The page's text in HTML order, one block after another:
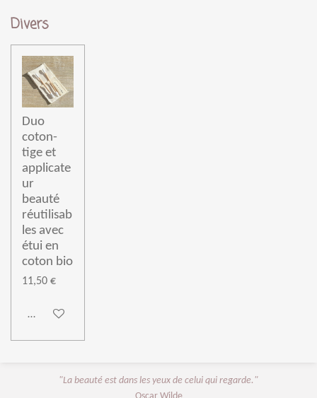
Divers
Duo
coton-
tige et
applicate
ur
beauté
réutilisab
les avec
étui en
coton bio
11,50 €
Ajouter au panier
"La beauté est dans les yeux de celui qui regarde."